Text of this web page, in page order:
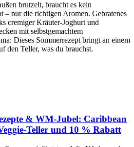
brutzelt, braucht es kein
– nur die richtigen Aromen. Gebratenes
cremiger Kräuter-Joghurt und
mit selbstgemachtem
Dieses Sommerrezept bringt an einem
den Teller, was du brauchst.
& WM-Jubel: Caribbean
Teller und 10 % Rabatt